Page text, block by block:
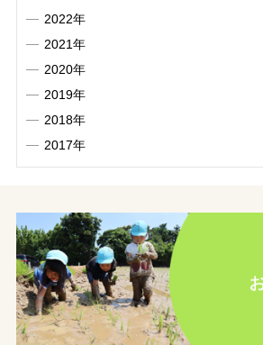
2022年
2021年
2020年
2019年
2018年
2017年